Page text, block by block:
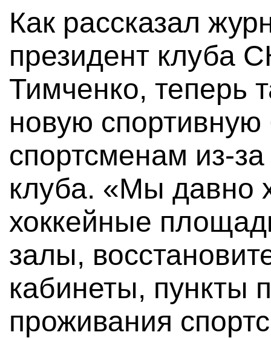
Как рассказал
президент клуба
Тимченко, теперь
новую
спортсменам из-
клуба. «Мы давно
хоккейные
залы,
кабинеты, пункты
проживания